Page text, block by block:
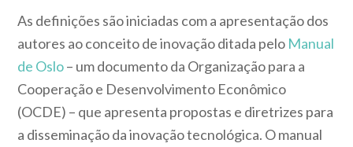
As definições são iniciadas com a apresentação dos
autores ao conceito de inovação ditada pelo Manual
de Oslo– um documento da Organização para a
Cooperação e Desenvolvimento Econômico
(OCDE) – que apresenta propostas e diretrizes para
a disseminação da inovação tecnológica. O manual